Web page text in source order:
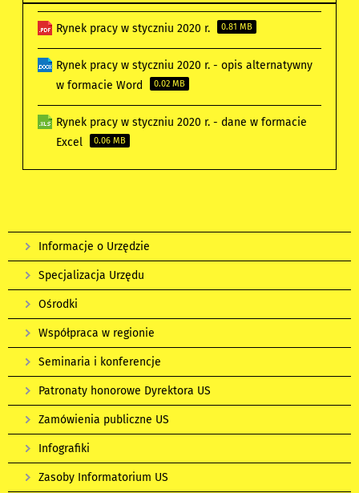
Rynek pracy w styczniu 2020 r. 0.81 MB
Rynek pracy w styczniu 2020 r. - opis alternatywny
w formacie Word
0.02 MB
Rynek pracy w styczniu 2020 r. - dane w formacie
Excel
0.06 MB
Informacje o Urzędzie
Specjalizacja Urzędu
Ośrodki
Współpraca w regionie
Seminaria i konferencje
Patronaty honorowe Dyrektora US
Zamówienia publiczne US
Infografiki
Zasoby Informatorium US